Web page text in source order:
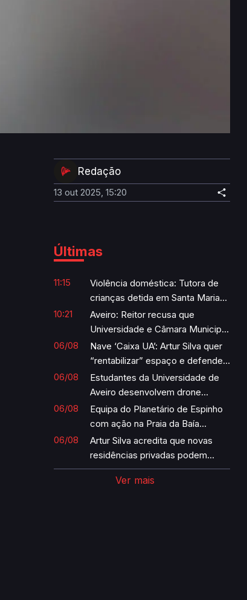
Redação
13 out 2025, 15:20
Últimas
11:15
Violência doméstica: Tutora de
crianças detida em Santa Maria
da Feira
10:21
Aveiro: Reitor recusa que
Universidade e Câmara Municipal
estejam de “costas voltadas”
06/08
Nave ‘Caixa UA’: Artur Silva quer
“rentabilizar” espaço e defende
retirada das máquinas de ginásio
06/08
Estudantes da Universidade de
Aveiro desenvolvem drone
autónomo para missões
humanitárias
06/08
Equipa do Planetário de Espinho
com ação na Praia da Baía
durante eclipse
06/08
Artur Silva acredita que novas
residências privadas podem
beneficiar a Universidade de
Ver mais